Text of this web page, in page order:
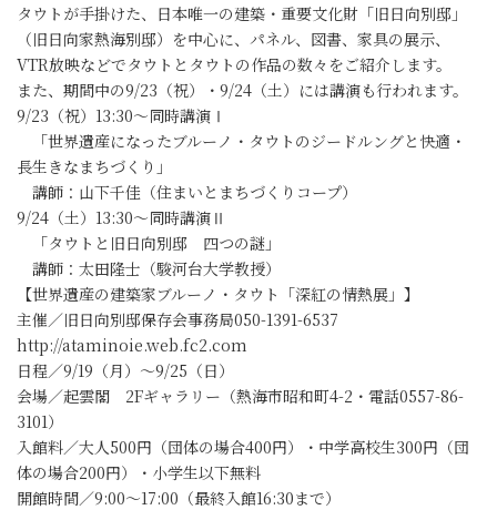
タウトが手掛けた、日本唯一の建築・重要文化財「旧日向別邸」
（旧日向家熱海別邸）を中心に、パネル、図書、家具の展示、
VTR放映などでタウトとタウトの作品の数々をご紹介します。
また、期間中の9/23（祝）・9/24（土）には講演も行われます。
9/23（祝）13:30～同時講演Ⅰ
「世界遺産になったブルーノ・タウトのジードルングと快適・
長生きなまちづくり」
講師：山下千佳（住まいとまちづくりコープ）
9/24（土）13:30～同時講演Ⅱ
「タウトと旧日向別邸 四つの謎」
講師：太田隆士（駿河台大学教授）
【世界遺産の建築家ブルーノ・タウト「深紅の情熱展」】
主催／旧日向別邸保存会事務局050-1391-6537
http://ataminoie.web.fc2.com
日程／9/19（月）～9/25（日）
会場／起雲閣 2Fギャラリー（熱海市昭和町4-2・電話0557-86-
3101）
入館料／大人500円（団体の場合400円）・中学高校生300円（団
体の場合200円）・小学生以下無料
開館時間／9:00～17:00（最終入館16:30まで）